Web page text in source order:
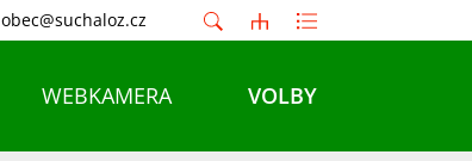
obec@suchaloz.cz
WEBKAMERA VOLBY